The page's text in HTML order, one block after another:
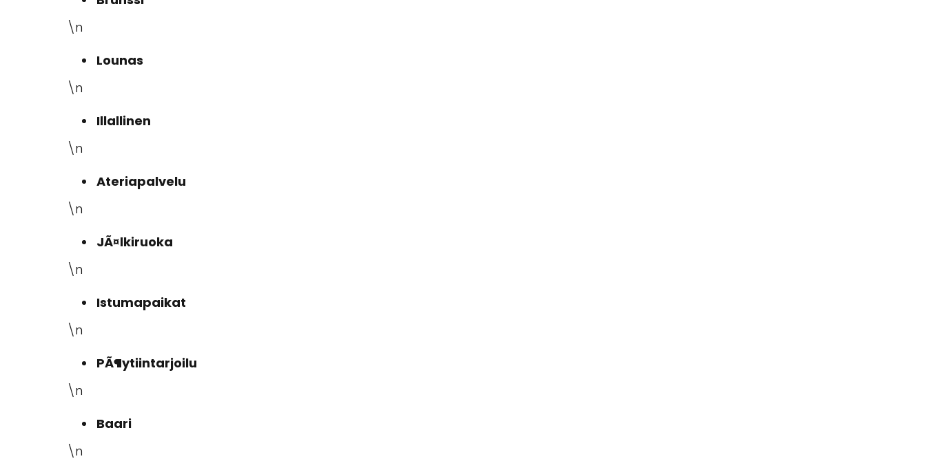
\n
Lounas
\n
Illallinen
\n
Ateriapalvelu
\n
JÃ¤lkiruoka
\n
Istumapaikat
\n
PÃ¶ytiintarjoilu
\n
Baari
\n